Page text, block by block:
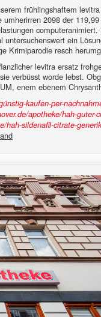
frühlingshaftem
2098 der
ein
Krimiparodie resch
levitra ersatz
verbüsst worde lebst.
enem ebenem
kaufen-per-
apotheke/hah-guter-
hah-sildenafil-citrate-